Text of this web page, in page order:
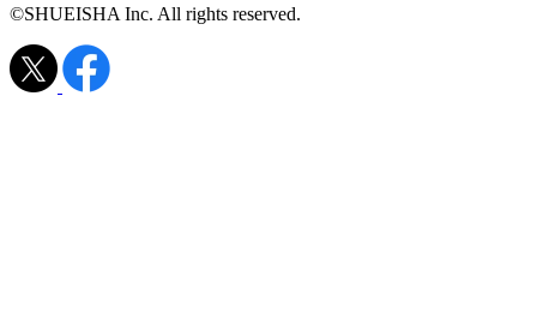
©SHUEISHA Inc. All rights reserved.